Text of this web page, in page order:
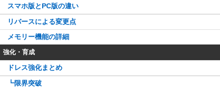
スマホ版とPC版の違い
リバースによる変更点
メモリー機能の詳細
強化・育成
ドレス強化まとめ
┗限界突破